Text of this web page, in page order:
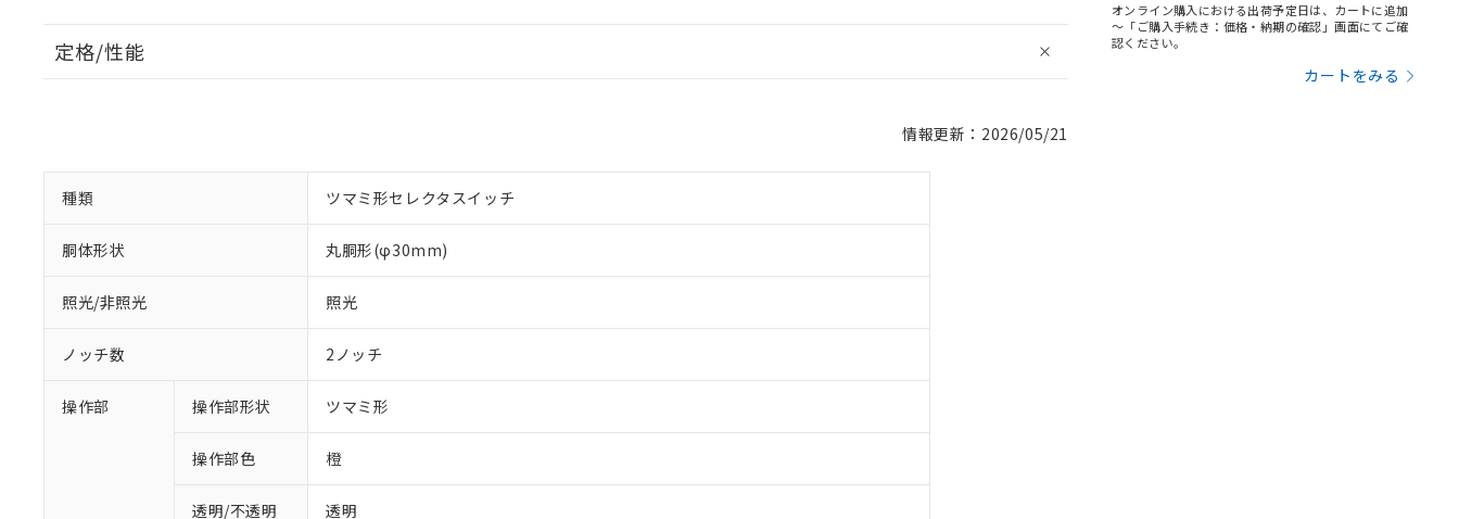
定格/性能
情報更新：2026/05/21
種類 ツマミ形セレクタスイッチ
胴体形状 丸胴形(φ30mm)
照光/非照光 照光
ノッチ数 2ノッチ
操作部 操作部形状 ツマミ形
操作部色 橙
透明/不透明 透明
オンライン購入における出荷予定日は、カートに追加
～「ご購入手続き：価格・納期の確認」画面にてご確
認ください。
カートをみる